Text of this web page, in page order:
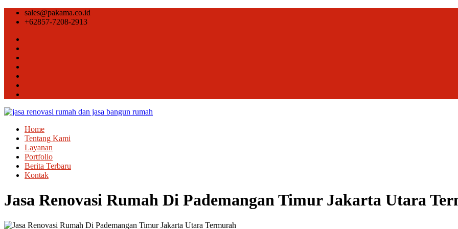
sales@pakama.co.id
+62857-7208-2913
Home
Tentang Kami
Layanan
Portfolio
Berita Terbaru
Kontak
Jasa Renovasi Rumah Di Pademangan Timur Jakarta Utara